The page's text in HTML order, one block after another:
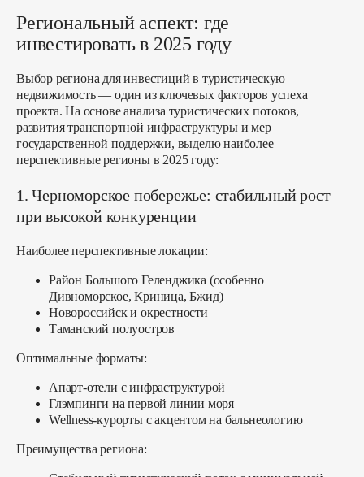
Региональный аспект: где
инвестировать в 2025 году
Выбор региона для инвестиций в туристическую
недвижимость — один из ключевых факторов успеха
проекта. На основе анализа туристических потоков,
развития транспортной инфраструктуры и мер
государственной поддержки, выделю наиболее
перспективные регионы в 2025 году:
1. Черноморское побережье: стабильный рост
при высокой конкуренции
Наиболее перспективные локации:
Район Большого Геленджика (особенно
Дивноморское, Криница, Бжид)
Новороссийск и окрестности
Таманский полуостров
Оптимальные форматы:
Апарт-отели с инфраструктурой
Глэмпинги на первой линии моря
Wellness-курорты с акцентом на бальнеологию
Преимущества региона: